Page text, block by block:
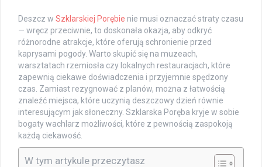
Deszcz w Szklarskiej Porębie nie musi oznaczać straty czasu
— wręcz przeciwnie, to doskonała okazja, aby odkryć
różnorodne atrakcje, które oferują schronienie przed
kaprysami pogody. Warto skupić się na muzeach,
warsztatach rzemiosła czy lokalnych restauracjach, które
zapewnią ciekawe doświadczenia i przyjemnie spędzony
czas. Zamiast rezygnować z planów, można z łatwością
znaleźć miejsca, które uczynią deszczowy dzień równie
interesującym jak słoneczny. Szklarska Poręba kryje w sobie
bogaty wachlarz możliwości, które z pewnością zaspokoją
każdą ciekawość.
W tym artykule przeczytasz